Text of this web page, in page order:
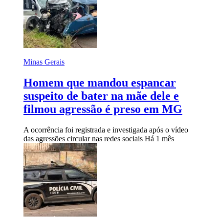
Minas Gerais
Homem que mandou espancar
suspeito de bater na mãe dele e
filmou agressão é preso em MG
A ocorrência foi registrada e investigada após o vídeo
das agressões circular nas redes sociais Há 1 mês